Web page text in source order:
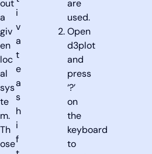
out
a
giv
en
loc
al
sys
te
m.
Th
ose
i
v
a
t
e
a
s
h
i
f
are
used.
Open
d3plot
and
press
‘?’
on
the
keyboard
to